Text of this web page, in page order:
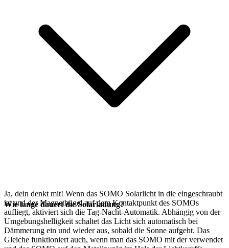
Ja, dein denkt mit! Wenn das SOMO Solarlicht in die eingeschraubt
ist und der Magnetbügel auf dem Kontaktpunkt des SOMOs
aufliegt, aktiviert sich die Tag-Nacht-Automatik. Abhängig von der
Umgebungshelligkeit schaltet das Licht sich automatisch bei
Dämmerung ein und wieder aus, sobald die Sonne aufgeht. Das
Gleiche funktioniert auch, wenn man das SOMO mit derverwendet
Wie lange dauert die Solarladung?